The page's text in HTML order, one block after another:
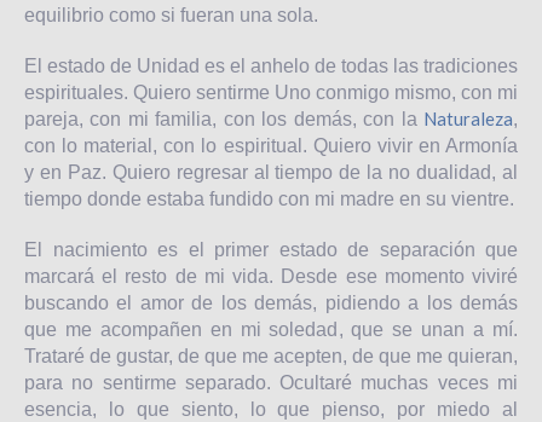
equilibrio como si fueran una sola.
El estado de Unidad es el anhelo de todas las tradiciones
espirituales. Quiero sentirme Uno conmigo mismo, con mi
pareja, con mi familia, con los demás, con la Naturaleza,
con lo material, con lo espiritual. Quiero vivir en Armonía
y en Paz. Quiero regresar al tiempo de la no dualidad, al
tiempo donde estaba fundido con mi madre en su vientre.
El nacimiento es el primer estado de separación que
marcará el resto de mi vida. Desde ese momento viviré
buscando el amor de los demás, pidiendo a los demás
que me acompañen en mi soledad, que se unan a mí.
Trataré de gustar, de que me acepten, de que me quieran,
para no sentirme separado. Ocultaré muchas veces mi
esencia, lo que siento, lo que pienso, por miedo al